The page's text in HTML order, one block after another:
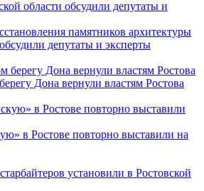
памятников архитектуры
депутаты и эксперты
Дона вернули властям Ростова
в Ростове повторно выставили на